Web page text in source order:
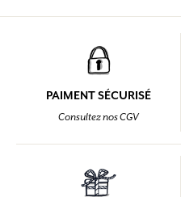
PAIMENT SÉCURISÉ
Consultez nos CGV